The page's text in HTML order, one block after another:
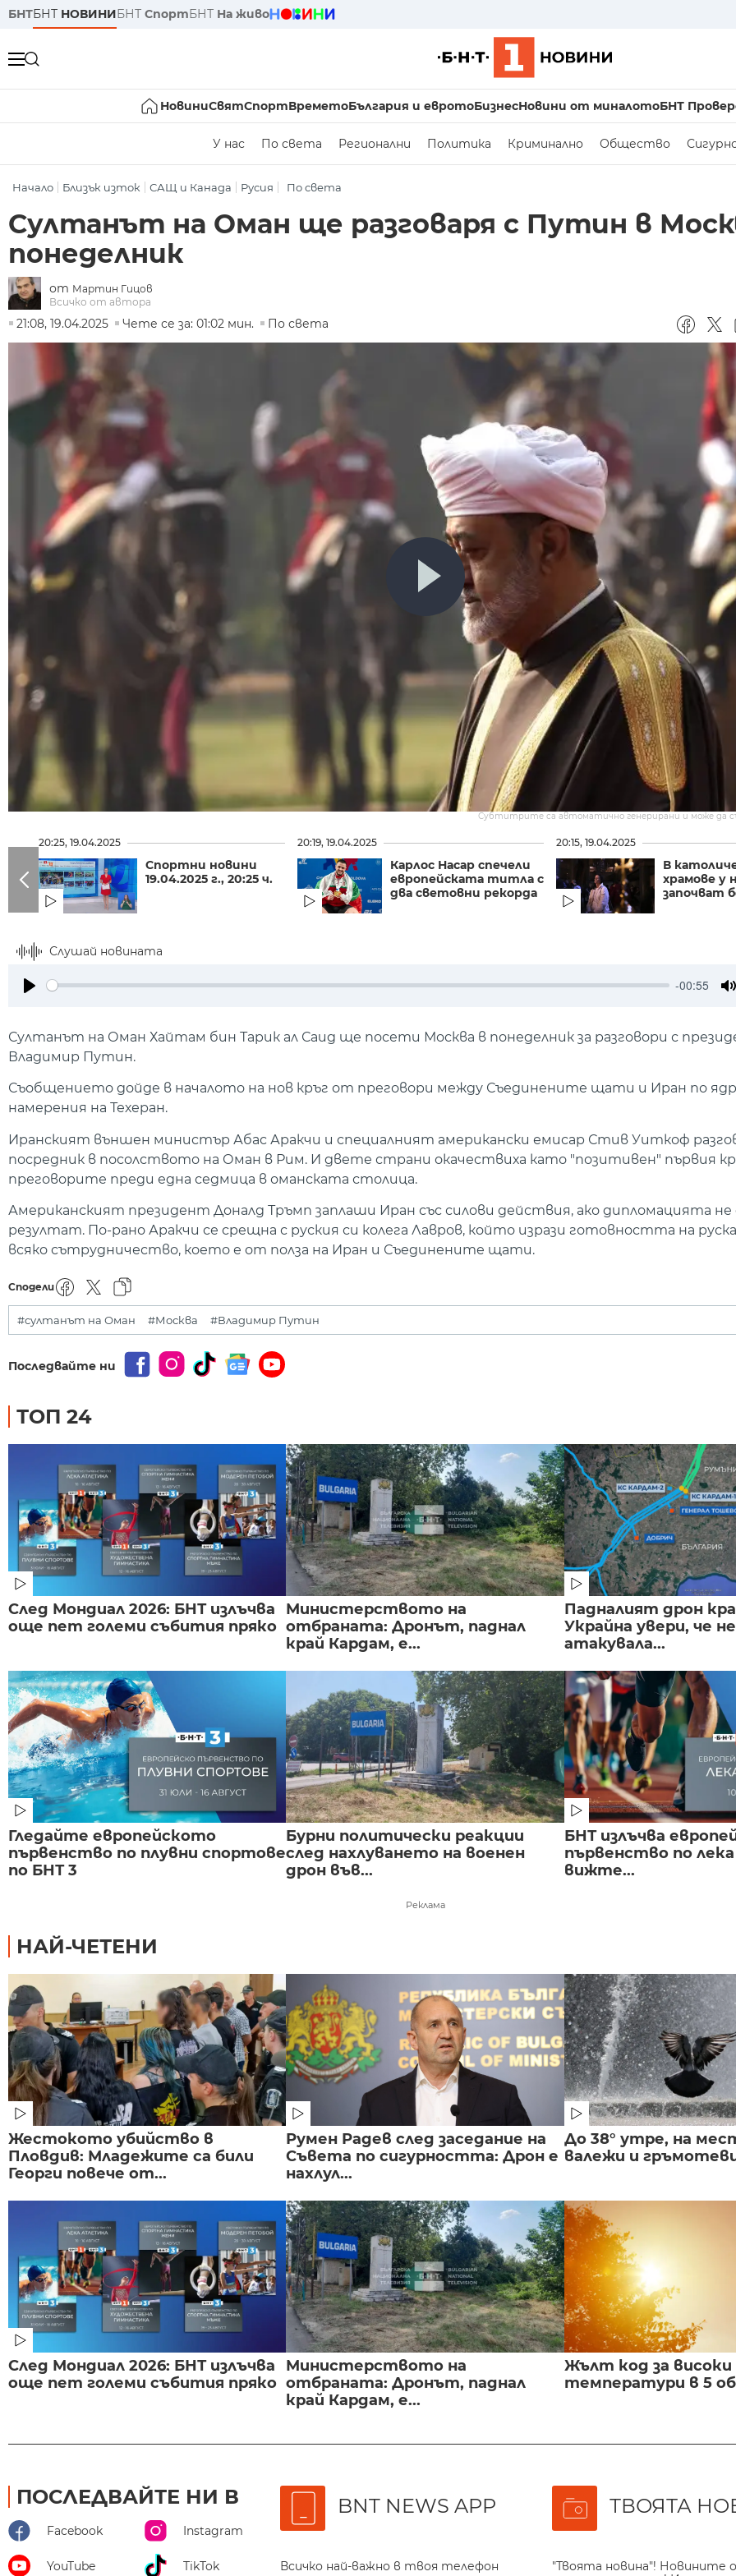
БНТБНТ НОВИНИБНТ СпортБНТ На живо
НовиниСвятСпортВреметоБългария и евротоБизнесНовини от миналотоБНТ
У нас По света Регионални Политика Криминално Общество
Начало Близък изток САЩ и Канада Русия По света
Султанът на Оман ще разговаря с Путин в
понеделник
от Мартин Гицов
Всичко от автора
21:08, 19.04.2025
Чете се за: 01:02 мин. По света
Субтитрите са автоматично генерирани и може да
20:25, 19.04.2025
Спортни новини
19.04.2025 г., 20:25 ч.
20:19, 19.04.2025
Карлос Насар спечели
европейската титла с
два световни рекорда
20:15, 19.04.2025
В
храмове у
започват
Слушай новината
-00:55
Султанът на Оман Хайтам бин Тарик ал Саид ще посети Москва в понеделник за разговори с
Владимир Путин.
Съобщението дойде в началото на нов кръг от преговори между Съединените щати и Иран по
намерения на Техеран.
Иранският външен министър Абас Аракчи и специалният американски емисар Стив Уиткоф
посредник в посолството на Оман в Рим. И двете страни окачествиха като "позитивен" първия
преговорите преди една седмица в оманската столица.
Американският президент Доналд Тръмп заплаши Иран със силови действия, ако дипломацията не
резултат. По-рано Аракчи се срещна с руския си колега Лавров, който изрази готовността на
всяко сътрудничество, което е от полза на Иран и Съединените щати.
Сподели
#султанът на Оман #Москва #Владимир Путин
Последвайте ни
ТОП 24
След Мондиал 2026: БНТ излъчва
още пет големи събития пряко
Министерството на
отбраната: Дронът, паднал
край Кардам, е...
Падналият дрон
Украйна увери, че
атакувала...
Гледайте европейското
първенство по плувни спортове
по БНТ 3
Бурни политически реакции
след нахлуването на военен
дрон във...
БНТ излъчва
първенство по
вижте...
Реклама
НАЙ-ЧЕТЕНИ
Жестокото убийство в
Пловдив: Младежите са били
Георги повече от...
Румен Радев след заседание на
Съвета по сигурността: Дрон е
нахлул...
До 38° утре, на
валежи и
След Мондиал 2026: БНТ излъчва
още пет големи събития пряко
Министерството на
отбраната: Дронът, паднал
край Кардам, е...
Жълт код за високи
температури в 5
ПОСЛЕДВАЙТЕ НИ В
Facebook Instagram
YouTube TikTok
BNT NEWS APP
Всичко най-важно в твоя телефон
ТВОЯТА
"Твоята новина"! Новините